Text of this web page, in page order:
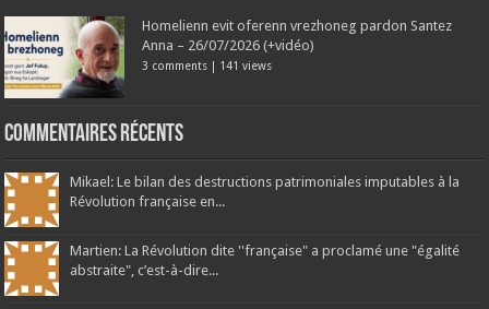
Homelienn evit oferenn vrezhoneg pardon Santez
Anna – 26/07/2026 (+vidéo)
3 comments | 141 views
Commentaires récents
Mikael: Le bilan des destructions patrimoniales imputables à la
Révolution française en...
Martien: La Révolution dite ''française" a proclamé une "égalité
abstraite", c’est-à-dire...